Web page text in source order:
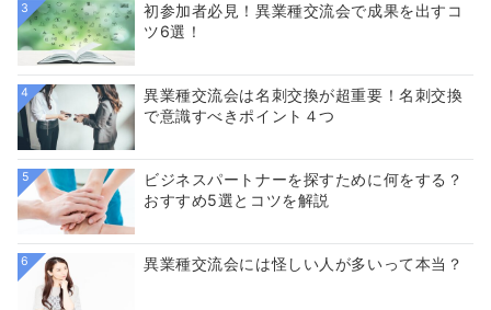
3
初参加者必見！異業種交流会で成果を出すコ
ツ6選！
4
異業種交流会は名刺交換が超重要！名刺交換
で意識すべきポイント４つ
5
ビジネスパートナーを探すために何をする？
おすすめ5選とコツを解説
6 異業種交流会には怪しい人が多いって本当？